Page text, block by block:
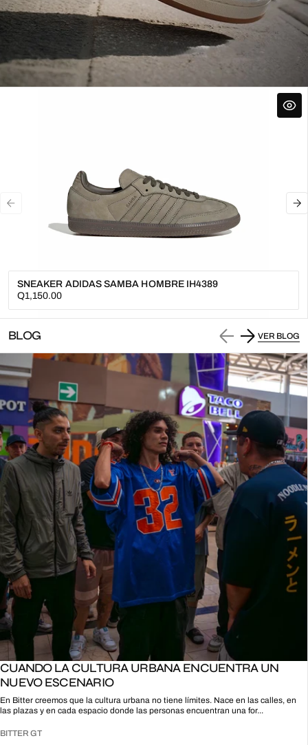
SNEAKER ADIDAS SAMBA HOMBRE IH4389
Precio
regular
Q1,150.00
BLOG VER BLOG
CUANDO LA CULTURA URBANA ENCUENTRA UN
NUEVO ESCENARIO
En Bitter creemos que la cultura urbana no tiene límites. Nace en las calles, en
las plazas y en cada espacio donde las personas encuentran una for...
BITTER GT